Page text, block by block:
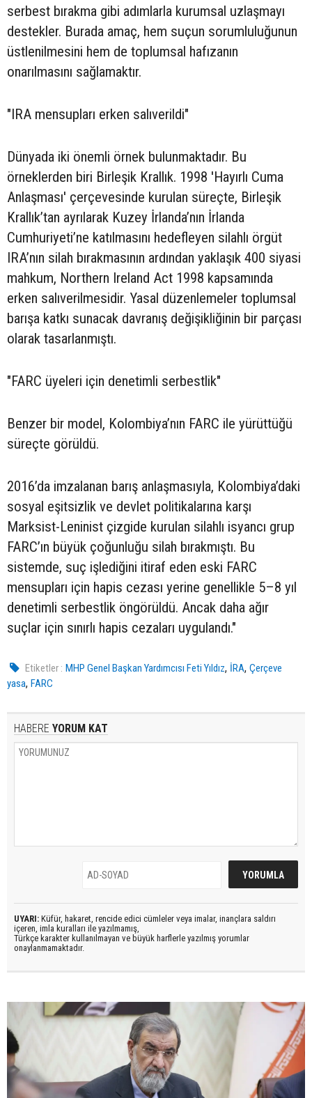
serbest bırakma gibi adımlarla kurumsal uzlaşmayı
destekler. Burada amaç, hem suçun sorumluluğunun
üstlenilmesini hem de toplumsal hafızanın
onarılmasını sağlamaktır.
"IRA mensupları erken salıverildi"
Dünyada iki önemli örnek bulunmaktadır. Bu
örneklerden biri Birleşik Krallık. 1998 'Hayırlı Cuma
Anlaşması' çerçevesinde kurulan süreçte, Birleşik
Krallık’tan ayrılarak Kuzey İrlanda’nın İrlanda
Cumhuriyeti’ne katılmasını hedefleyen silahlı örgüt
IRA’nın silah bırakmasının ardından yaklaşık 400 siyasi
mahkum, Northern Ireland Act 1998 kapsamında
erken salıverilmesidir. Yasal düzenlemeler toplumsal
barışa katkı sunacak davranış değişikliğinin bir parçası
olarak tasarlanmıştı.
"FARC üyeleri için denetimli serbestlik"
Benzer bir model, Kolombiya’nın FARC ile yürüttüğü
süreçte görüldü.
2016’da imzalanan barış anlaşmasıyla, Kolombiya’daki
sosyal eşitsizlik ve devlet politikalarına karşı
Marksist-Leninist çizgide kurulan silahlı isyancı grup
FARC’ın büyük çoğunluğu silah bırakmıştı. Bu
sistemde, suç işlediğini itiraf eden eski FARC
mensupları için hapis cezası yerine genellikle 5–8 yıl
denetimli serbestlik öngörüldü. Ancak daha ağır
suçlar için sınırlı hapis cezaları uygulandı."
Etiketler : MHP Genel Başkan Yardımcısı Feti Yıldız, İRA,Çerçeve
yasa, FARC
HABERE YORUM KAT
UYARI: Küfür, hakaret, rencide edici cümleler veya imalar, inançlara saldırı
içeren, imla kuralları ile yazılmamış,
Türkçe karakter kullanılmayan ve büyük harflerle yazılmış yorumlar
onaylanmamaktadır.